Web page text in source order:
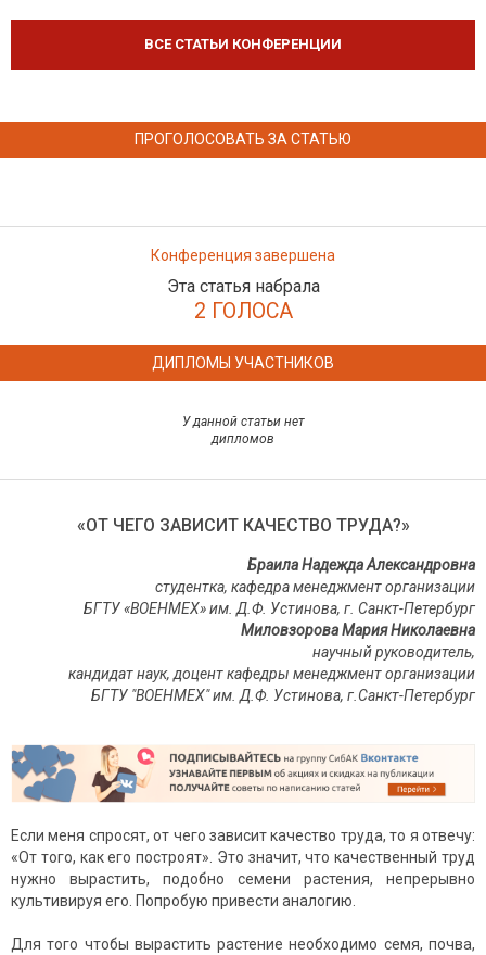
ВСЕ СТАТЬИ КОНФЕРЕНЦИИ
ПРОГОЛОСОВАТЬ ЗА СТАТЬЮ
Конференция завершена
Эта статья набрала
2 ГОЛОСА
ДИПЛОМЫ УЧАСТНИКОВ
У данной статьи нет
дипломов
«ОТ ЧЕГО ЗАВИСИТ КАЧЕСТВО ТРУДА?»
Браила Надежда Александровна
студентка, кафедра менеджмент организации
БГТУ «ВОЕНМЕХ» им. Д.Ф. Устинова, г. Санкт-Петербург
Миловзорова Мария Николаевна
научный руководитель,
кандидат наук, доцент кафедры менеджмент организации
БГТУ "ВОЕНМЕХ" им. Д.Ф. Устинова, г.Санкт-Петербург
Если меня спросят, от чего зависит качество труда, то я отвечу:
«От того, как его построят». Это значит, что качественный труд
нужно вырастить, подобно семени растения, непрерывно
культивируя его. Попробую привести аналогию.
Для того чтобы вырастить растение необходимо семя, почва,